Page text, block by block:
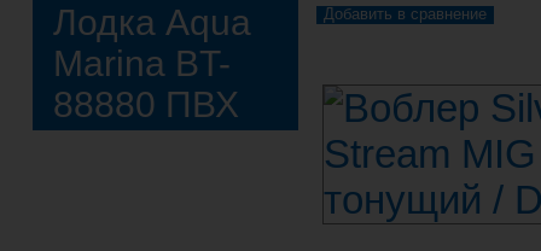
Лодка Aqua
Marina BT-
88880 ПВХ